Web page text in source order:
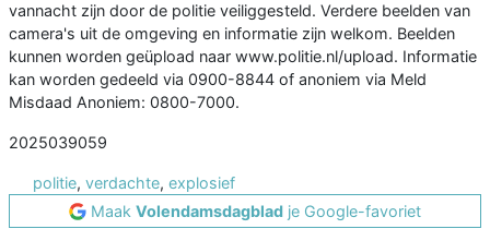
vannacht zijn door de politie veiliggesteld. Verdere beelden van
camera's uit de omgeving en informatie zijn welkom. Beelden
kunnen worden geüpload naar www.politie.nl/upload. Informatie
kan worden gedeeld via 0900-8844 of anoniem via Meld
Misdaad Anoniem: 0800-7000.
2025039059
politie, verdachte, explosief
Maak Volendamsdagblad je Google-favoriet